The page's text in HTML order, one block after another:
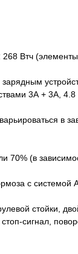
268 Втч
3А + 3А,
в
70% (в
с системой
стойки,
сигнал,